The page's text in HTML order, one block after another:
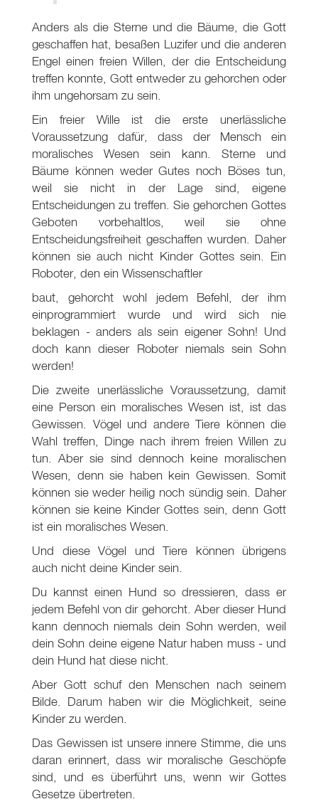
Anders als die Sterne und die Bäume, die Gott
geschaffen hat, besaßen Luzifer und die anderen
Engel einen freien Willen, der die Entscheidung
treffen konnte, Gott entweder zu gehorchen oder
ihm ungehorsam zu sein.
Ein freier Wille ist die erste unerlässliche
Voraussetzung dafür, dass der Mensch ein
moralisches Wesen sein kann. Sterne und
Bäume können weder Gutes noch Böses tun,
weil sie nicht in der Lage sind, eigene
Entscheidungen zu treffen. Sie gehorchen Gottes
Geboten vorbehaltlos, weil sie ohne
Entscheidungsfreiheit geschaffen wurden. Daher
können sie auch nicht Kinder Gottes sein. Ein
Roboter, den ein Wissenschaftler
baut, gehorcht wohl jedem Befehl, der ihm
einprogrammiert wurde und wird sich nie
beklagen - anders als sein eigener Sohn! Und
doch kann dieser Roboter niemals sein Sohn
werden!
Die zweite unerlässliche Voraussetzung, damit
eine Person ein moralisches Wesen ist, ist das
Gewissen. Vögel und andere Tiere können die
Wahl treffen, Dinge nach ihrem freien Willen zu
tun. Aber sie sind dennoch keine moralischen
Wesen, denn sie haben kein Gewissen. Somit
können sie weder heilig noch sündig sein. Daher
können sie keine Kinder Gottes sein, denn Gott
ist ein moralisches Wesen.
Und diese Vögel und Tiere können übrigens
auch nicht deine Kinder sein.
Du kannst einen Hund so dressieren, dass er
jedem Befehl von dir gehorcht. Aber dieser Hund
kann dennoch niemals dein Sohn werden, weil
dein Sohn deine eigene Natur haben muss - und
dein Hund hat diese nicht.
Aber Gott schuf den Menschen nach seinem
Bilde. Darum haben wir die Möglichkeit, seine
Kinder zu werden.
Das Gewissen ist unsere innere Stimme, die uns
daran erinnert, dass wir moralische Geschöpfe
sind, und es überführt uns, wenn wir Gottes
Gesetze übertreten.